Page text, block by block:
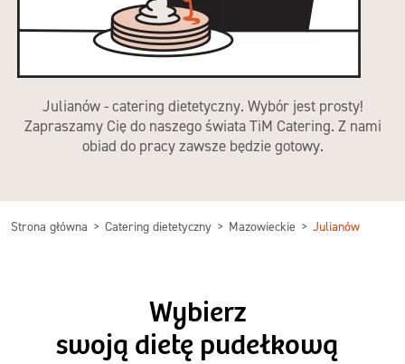
Julianów - catering dietetyczny. Wybór jest prosty!
Zapraszamy Cię do naszego świata TiM Catering. Z nami
obiad do pracy zawsze będzie gotowy.
Strona główna Catering dietetyczny Mazowieckie Julianów
Wybierz
swoją dietę pudełkową